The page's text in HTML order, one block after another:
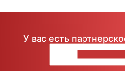
У вас есть